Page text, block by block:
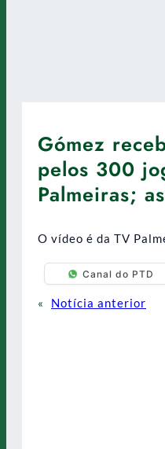
Gómez
pelos 300
Palmeiras;
O vídeo é da TV
Canal do PTD
«
Notícia anterior